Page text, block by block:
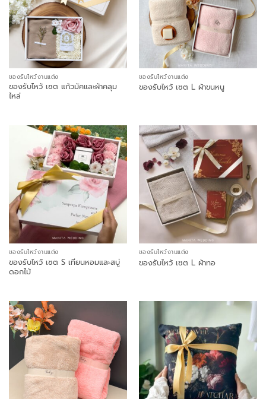
ของรับไหว้งานแต่ง
ของรับไหว้ เซต แก้วมัคและผ้าคลุม
ไหล่
ของรับไหว้งานแต่ง
ของรับไหว้ เซต L ผ้าขนหนู
ของรับไหว้งานแต่ง
ของรับไหว้ เซต S เทียนหอมและสบู่
ดอกไม้
ของรับไหว้งานแต่ง
ของรับไหว้ เซต L ผ้าทอ